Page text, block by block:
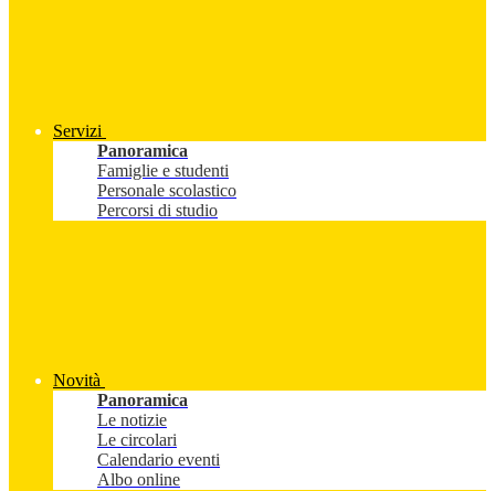
Servizi
Panoramica
Famiglie e studenti
Personale scolastico
Percorsi di studio
Novità
Panoramica
Le notizie
Le circolari
Calendario eventi
Albo online